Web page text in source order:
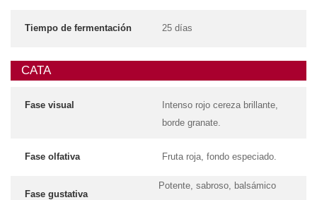
Tiempo de fermentación 25 días
CATA
Fase visual
Intenso rojo cereza brillante,
borde granate.
Fase olfativa Fruta roja, fondo especiado.
Fase gustativa
Potente, sabroso, balsámico